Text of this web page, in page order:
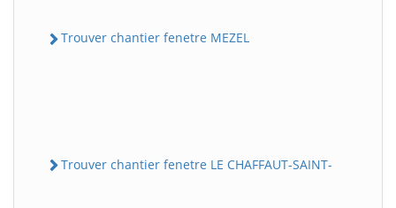
Trouver chantier fenetre MEZEL
Trouver chantier fenetre LE CHAFFAUT-SAINT-